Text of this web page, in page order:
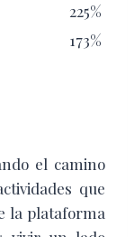
225%
173%
el camino
que
la plataforma